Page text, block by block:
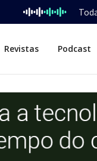
Revistas Podcast